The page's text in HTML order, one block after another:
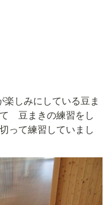
しみにしている豆ま
　豆まきの練習をし
って練習していまし